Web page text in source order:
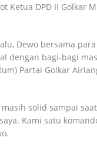
Ketua DPD II Golkar
Dewo bersama
dengan bagi-bagi
Partai Golkar
solid sampai
Kami satu